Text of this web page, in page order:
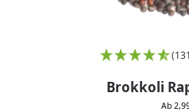
Brokkoli
Ab